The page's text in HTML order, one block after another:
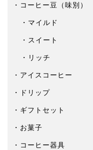
コーヒー豆（味別）
マイルド
スイート
リッチ
アイスコーヒー
ドリップ
ギフトセット
お菓子
コーヒー器具